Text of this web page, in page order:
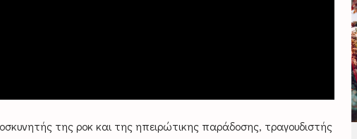
της ροκ και της ηπειρώτικης παράδοσης, τραγουδιστής